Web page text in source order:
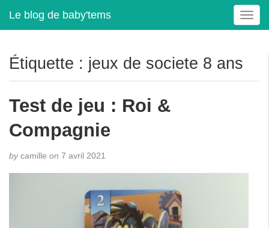
Le blog de baby'tems
T
o
e
t
Étiquette : jeux de societe 8 ans
Test de jeu : Roi &
Compagnie
bycamille on 7 avril 2021